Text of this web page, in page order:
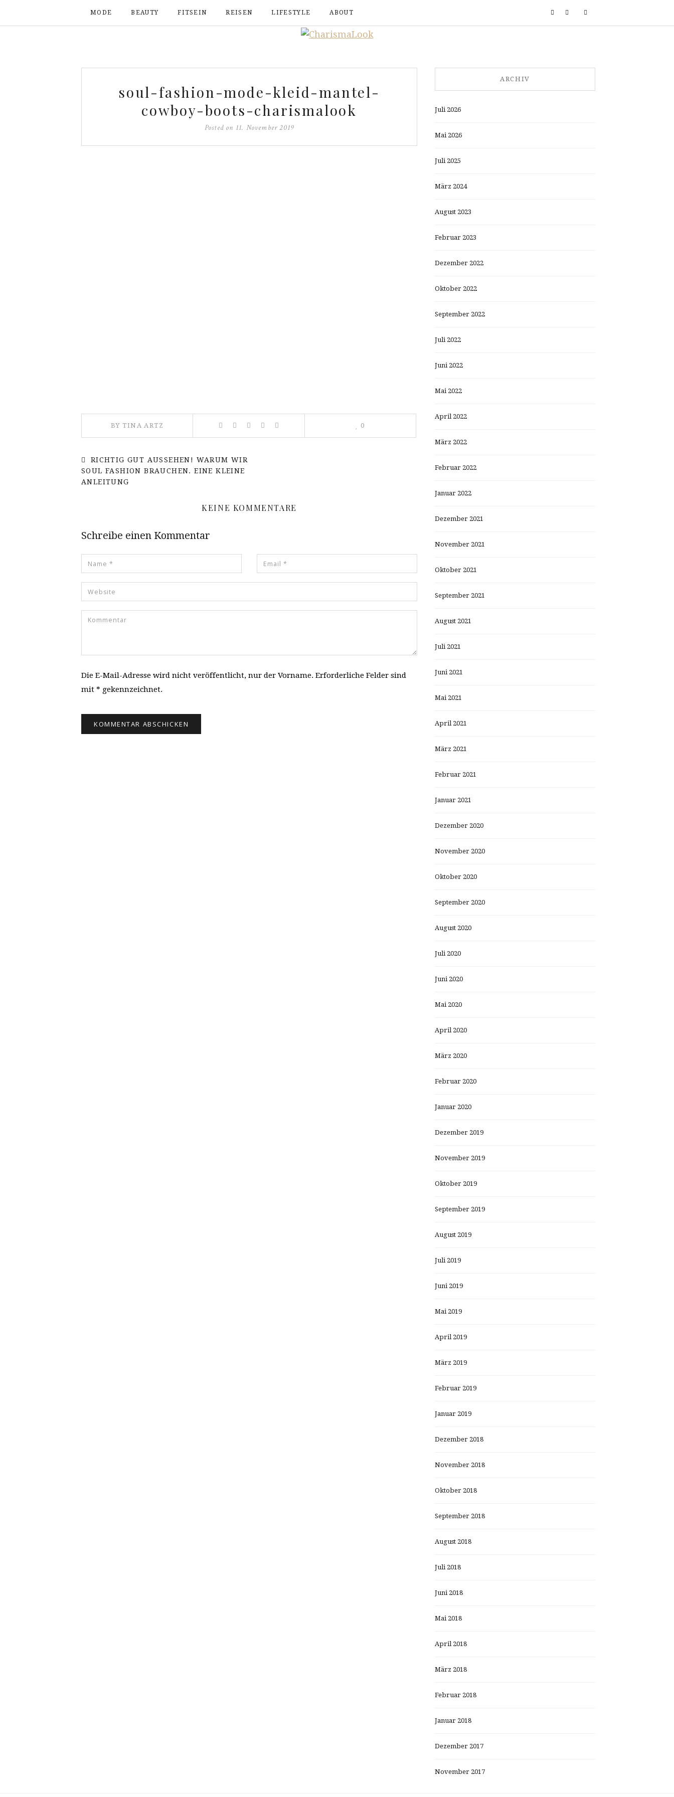
MODE BEAUTY FITSEIN REISEN LIFESTYLE ABOUT
soul-fashion-mode-kleid-mantel-
cowboy-boots-charismalook
Posted on 11. November 2019
BY TINA ARTZ 0
RICHTIG GUT AUSSEHEN! WARUM WIR
SOUL FASHION BRAUCHEN. EINE KLEINE
ANLEITUNG
KEINE KOMMENTARE
Schreibe einen Kommentar
Die E-Mail-Adresse wird nicht veröffentlicht, nur der Vorname. Erforderliche Felder sind
mit * gekennzeichnet.
ARCHIV
Juli 2026
Mai 2026
Juli 2025
März 2024
August 2023
Februar 2023
Dezember 2022
Oktober 2022
September 2022
Juli 2022
Juni 2022
Mai 2022
April 2022
März 2022
Februar 2022
Januar 2022
Dezember 2021
November 2021
Oktober 2021
September 2021
August 2021
Juli 2021
Juni 2021
Mai 2021
April 2021
März 2021
Februar 2021
Januar 2021
Dezember 2020
November 2020
Oktober 2020
September 2020
August 2020
Juli 2020
Juni 2020
Mai 2020
April 2020
März 2020
Februar 2020
Januar 2020
Dezember 2019
November 2019
Oktober 2019
September 2019
August 2019
Juli 2019
Juni 2019
Mai 2019
April 2019
März 2019
Februar 2019
Januar 2019
Dezember 2018
November 2018
Oktober 2018
September 2018
August 2018
Juli 2018
Juni 2018
Mai 2018
April 2018
März 2018
Februar 2018
Januar 2018
Dezember 2017
November 2017